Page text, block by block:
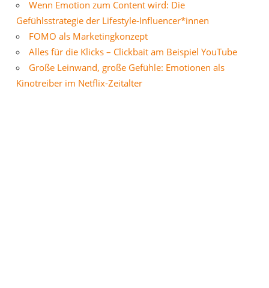
Wenn Emotion zum Content wird: Die
Gefühlsstrategie der Lifestyle-Influencer*innen
FOMO als Marketingkonzept
Alles für die Klicks – Clickbait am Beispiel YouTube
Große Leinwand, große Gefühle: Emotionen als
Kinotreiber im Netflix-Zeitalter